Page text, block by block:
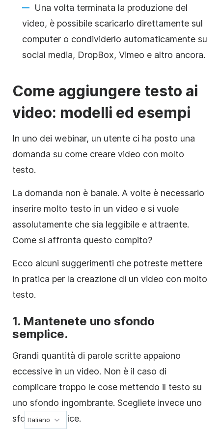
Una volta terminata la produzione del
video, è possibile scaricarlo direttamente sul
computer o condividerlo automaticamente su
social media, DropBox, Vimeo e altro ancora.
Come aggiungere testo ai
video: modelli ed esempi
In uno dei webinar, un utente ci ha posto una
domanda su come creare video con molto
testo.
La domanda non è banale. A volte è necessario
inserire molto testo in un video e si vuole
assolutamente che sia leggibile e attraente.
Come si affronta questo compito?
Ecco alcuni suggerimenti che potreste mettere
in pratica per la creazione di un video con molto
testo.
1. Mantenete uno sfondo
semplice.
Grandi quantità di parole scritte appaiono
eccessive in un video. Non è il caso di
complicare troppo le cose mettendo il testo su
uno sfondo ingombrante. Scegliete invece uno
sfondo semplice.
Italiano